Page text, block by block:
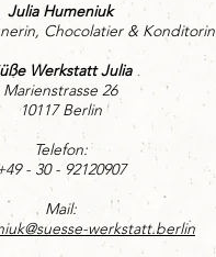
Julia Humeniuk
Chocolatier & Konditorin
Werkstatt Julia
Marienstrasse 26
10117 Berlin
Telefon:
- 30 - 92120907
Mail:
werkstatt.berlin